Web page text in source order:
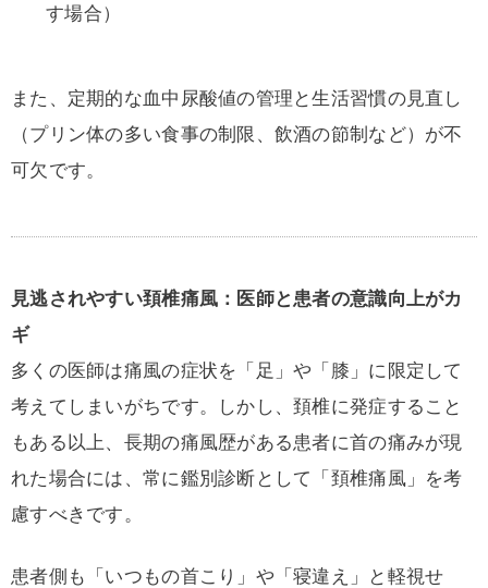
す場合）
また、定期的な血中尿酸値の管理と生活習慣の見直し
（プリン体の多い食事の制限、飲酒の節制など）が不
可欠です。
見逃されやすい頚椎痛風：医師と患者の意識向上がカ
ギ
多くの医師は痛風の症状を「足」や「膝」に限定して
考えてしまいがちです。しかし、頚椎に発症すること
もある以上、長期の痛風歴がある患者に首の痛みが現
れた場合には、常に鑑別診断として「頚椎痛風」を考
慮すべきです。
患者側も「いつもの首こり」や「寝違え」と軽視せ